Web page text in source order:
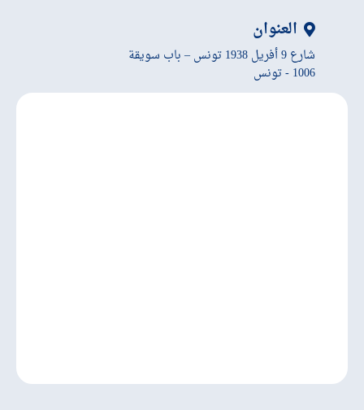
العنوان
شارع 9 أفريل 1938 تونس – باب سويقة
1006 - تونس